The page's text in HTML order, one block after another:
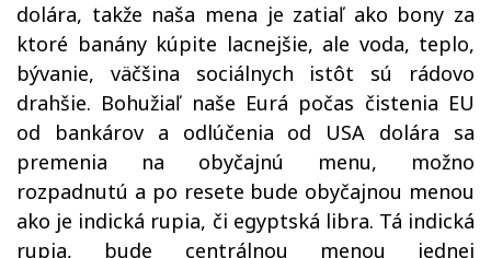
dolára, takže naša mena je zatiaľ ako bony za
ktoré banány kúpite lacnejšie, ale voda, teplo,
bývanie, väčšina sociálnych istôt sú rádovo
drahšie. Bohužiaľ naše Eurá počas čistenia EU
od bankárov a odlúčenia od USA dolára sa
premenia na obyčajnú menu, možno
rozpadnutú a po resete bude obyčajnou menou
ako je indická rupia, či egyptská libra. Tá indická
rupia, bude centrálnou menou jednej